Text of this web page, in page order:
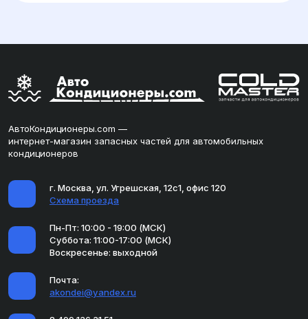
АвтоКондиционеры.com —
интернет-магазин запасных частей для автомобильных
кондиционеров
г. Москва, ул. Угрешская, 12с1, офис 120
Схема проезда
Пн-Пт: 10:00 - 19:00 (МСК)
Суббота: 11:00-17:00 (МСК)
Воскресенье: выходной
Почта:
akondei@yandex.ru